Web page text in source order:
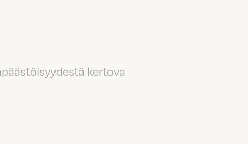
kertova